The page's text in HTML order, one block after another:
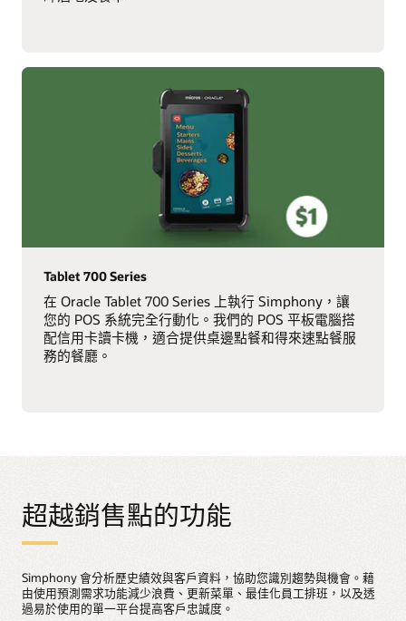
Tablet 700 Series
在 Oracle Tablet 700 Series 上執行 Simphony，讓
您的 POS 系統完全行動化。我們的 POS 平板電腦搭
配信用卡讀卡機，適合提供桌邊點餐和得來速點餐服
務的餐廳。
超越銷售點的功能
Simphony 會分析歷史績效與客戶資料，協助您識別趨勢與機會。藉
由使用預測需求功能減少浪費、更新菜單、最佳化員工排班，以及透
過易於使用的單一平台提高客戶忠誠度。